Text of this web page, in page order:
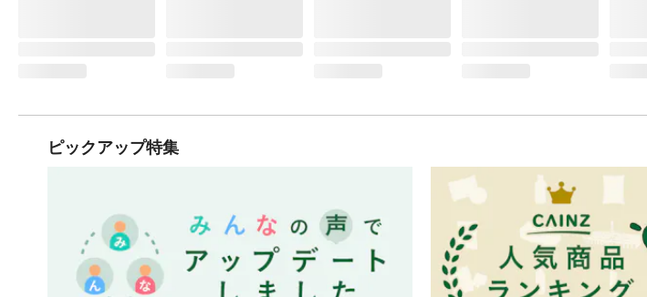
ピックアップ特集